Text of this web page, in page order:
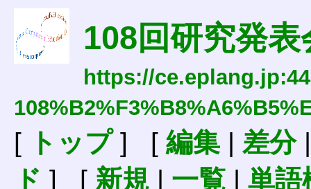
108回研究発表
https://
[ トップ] [ 編集| 差分
ド ] [ 新規| 一覧| 単語